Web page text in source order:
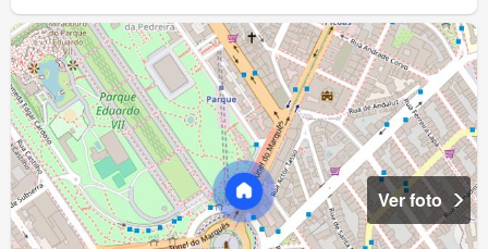
Ver foto